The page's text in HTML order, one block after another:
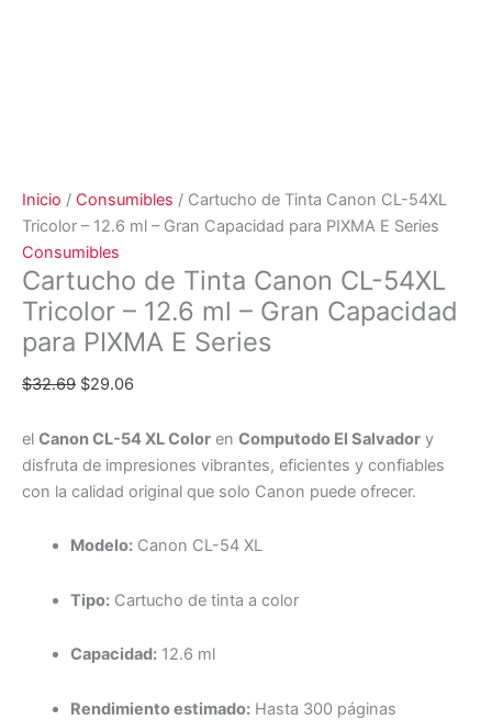
Inicio / Consumibles / Cartucho de Tinta Canon CL-54XL
Tricolor – 12.6 ml – Gran Capacidad para PIXMA E Series
Consumibles
Cartucho de Tinta Canon CL-54XL
Tricolor – 12.6 ml – Gran Capacidad
para PIXMA E Series
$32.69 $29.06
el Canon CL-54 XL Color en Computodo El Salvador y
disfruta de impresiones vibrantes, eficientes y confiables
con la calidad original que solo Canon puede ofrecer.
Modelo:Canon CL-54 XL
Tipo:Cartucho de tinta a color
Capacidad:12.6 ml
Rendimiento estimado:Hasta 300 páginas